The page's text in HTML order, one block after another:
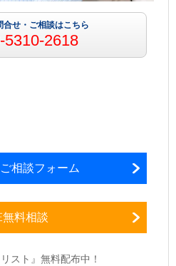
合せ・ご相談はこちら
5310-2618
相談フォーム
料相談
スト』無料配布中！